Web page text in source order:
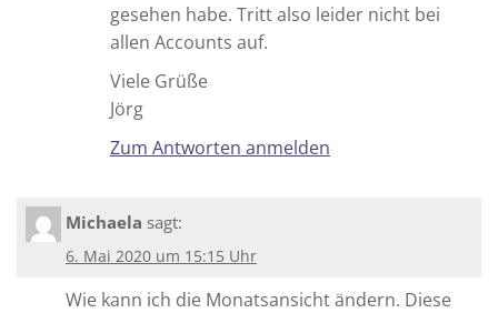
gesehen habe. Tritt also leider nicht bei
allen Accounts auf.
Viele Grüße
Jörg
Zum Antworten anmelden
Michaela sagt:
6. Mai 2020 um 15:15 Uhr
Wie kann ich die Monatsansicht ändern. Diese